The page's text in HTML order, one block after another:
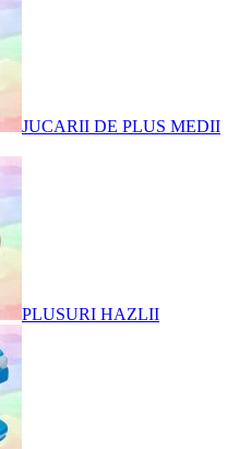
JUCARII DE PLUS MEDII
PLUSURI HAZLII